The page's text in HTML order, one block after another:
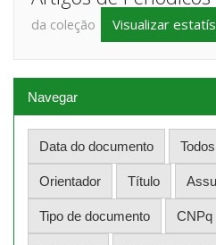
da coleção
Visualizar
Navegar